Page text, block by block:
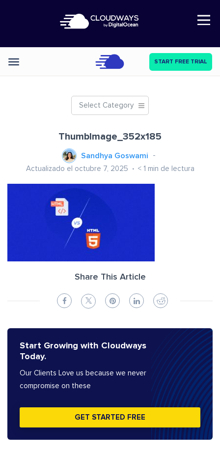
Open Nav
Categories START FREE TRIAL
Select Category
ThumbImage_352x185
Sandhya Goswami
Actualizado el octubre 7, 2025 < 1 min de lectura
Share This Article
Start Growing with Cloudways
Today.
Our Clients Love us because we never
compromise on these
GET STARTED FREE